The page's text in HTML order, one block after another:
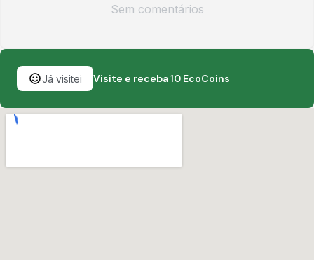
Sem comentários
Já visitei Visite e receba 10 EcoCoins